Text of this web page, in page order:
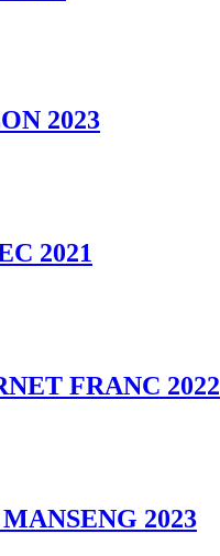
2023
2021
FRANC 2022
2023